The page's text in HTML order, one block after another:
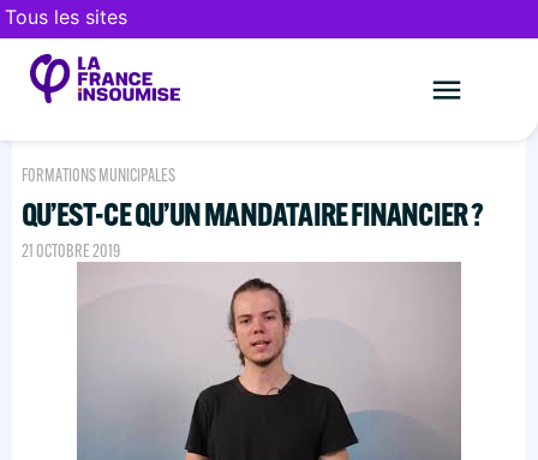
Tous les sites
FORMATIONS MUNICIPALES
QU’EST-CE QU’UN MANDATAIRE FINANCIER ?
21 OCTOBRE 2019